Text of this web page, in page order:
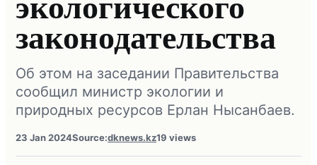
законодательства
Об этом на заседании Правительства
сообщил министр экологии и
природных ресурсов Ерлан Нысанбаев.
23 Jan 2024Source:dknews.kz19 views